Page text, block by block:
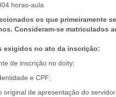
horas-aula
os que primeiramente
Consideram-se matriculados
exigidos no ato da inscrição:
de inscrição no doity;
e CPF;
original de apresentação do